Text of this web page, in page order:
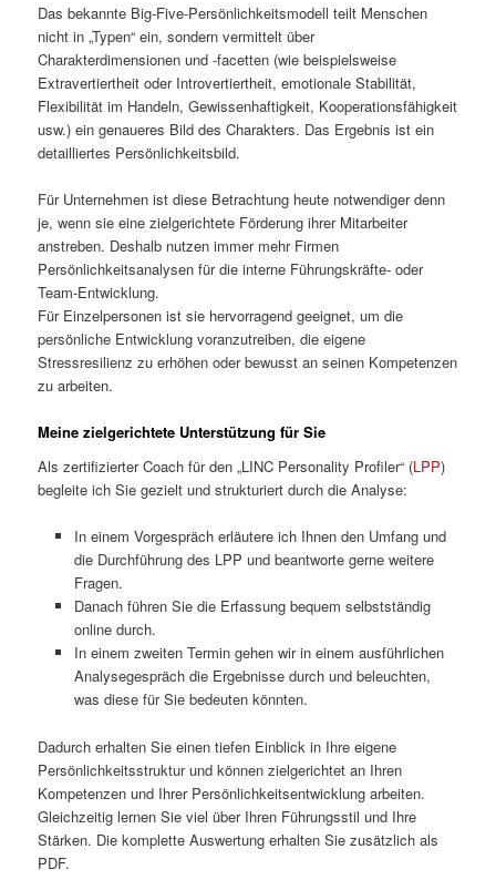
Das bekannte Big-Five-Persönlichkeitsmodell teilt Menschen
nicht in „Typen“ ein, sondern vermittelt über
Charakterdimensionen und -facetten (wie beispielsweise
Extravertiertheit oder Introvertiertheit, emotionale Stabilität,
Flexibilität im Handeln, Gewissenhaftigkeit, Kooperationsfähigkeit
usw.) ein genaueres Bild des Charakters. Das Ergebnis ist ein
detailliertes Persönlichkeitsbild.
Für Unternehmen ist diese Betrachtung heute notwendiger denn
je, wenn sie eine zielgerichtete Förderung ihrer Mitarbeiter
anstreben. Deshalb nutzen immer mehr Firmen
Persönlichkeitsanalysen für die interne Führungskräfte- oder
Team-Entwicklung.
Für Einzelpersonen ist sie hervorragend geeignet, um die
persönliche Entwicklung voranzutreiben, die eigene
Stressresilienz zu erhöhen oder bewusst an seinen Kompetenzen
zu arbeiten.
Meine zielgerichtete Unterstützung für Sie
Als zertifizierter Coach für den „LINC Personality Profiler“ (LPP)
begleite ich Sie gezielt und strukturiert durch die Analyse:
In einem Vorgespräch erläutere ich Ihnen den Umfang und
die Durchführung des LPP und beantworte gerne weitere
Fragen.
Danach führen Sie die Erfassung bequem selbstständig
online durch.
In einem zweiten Termin gehen wir in einem ausführlichen
Analysegespräch die Ergebnisse durch und beleuchten,
was diese für Sie bedeuten könnten.
Dadurch erhalten Sie einen tiefen Einblick in Ihre eigene
Persönlichkeitsstruktur und können zielgerichtet an Ihren
Kompetenzen und Ihrer Persönlichkeitsentwicklung arbeiten.
Gleichzeitig lernen Sie viel über Ihren Führungsstil und Ihre
Stärken. Die komplette Auswertung erhalten Sie zusätzlich als
PDF.